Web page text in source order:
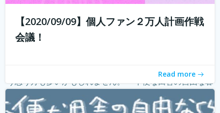
【2020/09/09】個人ファン２万人計画作戦
会議！
Read more
withコロナ時代に入り、オンライン化が加速化すること
きました。 でも、田舎に自分が好きな仕事ってあるの？そ
う思う方も多いかもしれません。 「不便な田舎の自由な暮
らし」では、田舎で自分らし...
続きを読む